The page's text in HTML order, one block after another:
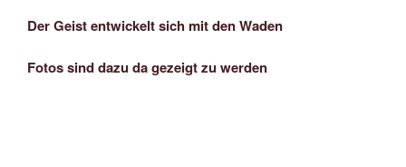
Der Geist entwickelt sich mit den Waden
Fotos sind dazu da gezeigt zu werden